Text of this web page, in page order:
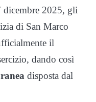
2025, gli
di San Marco
il
dando così
disposta dal